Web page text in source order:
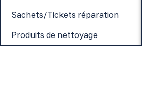
Sachets/Tickets réparation
Produits de nettoyage